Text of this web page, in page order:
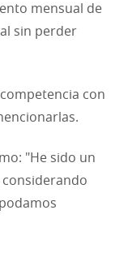
mensual de
sin perder
con
"He sido un